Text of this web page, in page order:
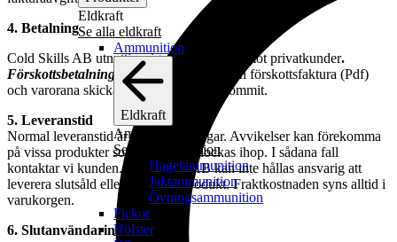
Eldkraft
Se alla eldkraft
Ammunition
Eldkraft
Ammunition
Se alla ammunition
Hagelammunition
Jaktammunition
Övningsammunition
Fickor
Hölster
4. Betalning
Cold Skills AB utnyttjar sig av KLARNA mot privatkunder.
Förskottsbetalning –Cold Skills mailar en förskottsfaktura (Pdf)
och varorana skickas efter betalning inkommit.
5. Leveranstid
Normal leveranstid är 3-10 arbetsdagar. Avvikelser kan förekomma
på vissa produkter som tillverkas/plockas ihop. I sådana fall
kontaktar vi kunden. Cold Skills AB kan inte hållas ansvarig att
leverera slutsåld eller utgången produkt. Fraktkostnaden syns alltid i
varukorgen.
6. Slutanvändarintyg